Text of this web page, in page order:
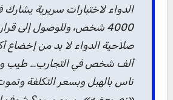
الدواء لاختبارات سريرية يشارك
4000 شخص، وللوصول إلى
صلاحية الدواء لا بد من إخضاع
ألف شخص في التجارب… طيب
ناس بالهبل وبسعر التكلفة